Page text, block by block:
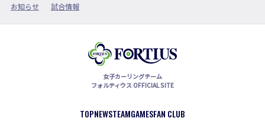
お知らせ 試合情報
女子カーリングチーム
フォルティウス OFFICIAL SITE
TOPNEWSTEAMGAMESFAN CLUB